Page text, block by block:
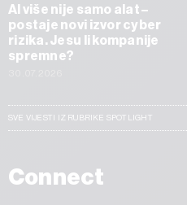
AI više nije samo alat –
postaje novi izvor cyber
rizika. Jesu li kompanije
spremne?
SVE VIJESTI IZ RUBRIKE SPOTLIGHT
Connect